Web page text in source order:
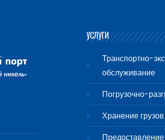
УСЛУГИ
Транспортно-
обслуживание
Погрузочно-
Хранение грузов